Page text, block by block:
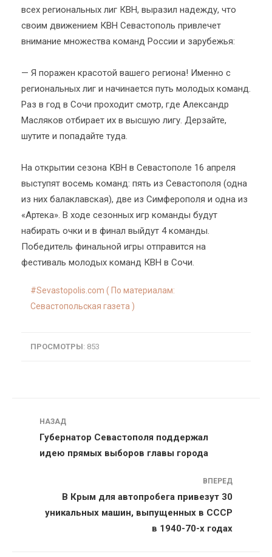
всех региональных лиг КВН, выразил надежду, что
своим движением КВН Севастополь привлечет
внимание множества команд России и зарубежья:
— Я поражен красотой вашего региона! Именно с
региональных лиг и начинается путь молодых команд.
Раз в год в Сочи проходит смотр, где Александр
Масляков отбирает их в высшую лигу. Дерзайте,
шутите и попадайте туда.
На открытии сезона КВН в Севастополе 16 апреля
выступят восемь команд: пять из Севастополя (одна
из них балаклавская), две из Симферополя и одна из
«Артека». В ходе сезонных игр команды будут
набирать очки и в финал выйдут 4 команды.
Победитель финальной игры отправится на
фестиваль молодых команд КВН в Сочи.
Sevastopolis.com ( По материалам:
Севастопольская газета )
ПРОСМОТРЫ: 853
Навигация
НАЗАД
Губернатор Севастополя поддержал
идею прямых выборов главы города
ВПЕРЕД
В Крым для автопробега привезут 30
уникальных машин, выпущенных в СССР
в 1940-70-х годах